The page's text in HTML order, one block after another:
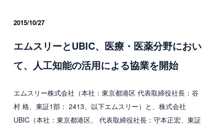
会社概要
沿革
サービス
エムスリー
2015/10/27
エムスリーとUBIC、医療・医薬分野におい
て、人工知能の活用による協業を開始
エムスリー株式会社（本社：東京都港区 代表取締役社長：谷
村 格、東証1部： 2413、以下エムスリー）と、株式会社
UBIC（本社：東京都港区、 代表取締役社長：守本正宏、東証